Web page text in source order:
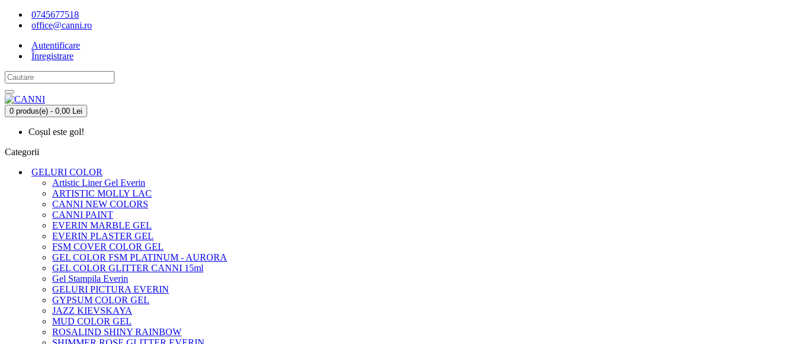
0745677518
office@canni.ro
Autentificare
Înregistrare
0 produs(e) - 0,00 Lei
Coșul este gol!
Categorii
GELURI COLOR
Artistic Liner Gel Everin
ARTISTIC MOLLY LAC
CANNI NEW COLORS
CANNI PAINT
EVERIN MARBLE GEL
EVERIN PLASTER GEL
FSM COVER COLOR GEL
GEL COLOR FSM PLATINUM - AURORA
GEL COLOR GLITTER CANNI 15ml
Gel Stampila Everin
GELURI PICTURA EVERIN
GYPSUM COLOR GEL
JAZZ KIEVSKAYA
MUD COLOR GEL
ROSALIND SHINY RAINBOW